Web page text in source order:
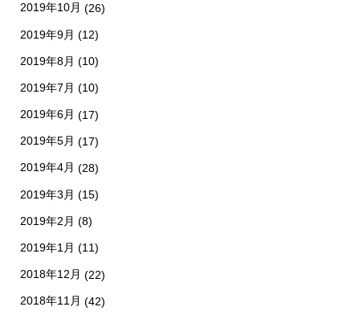
2019年10月 (26)
2019年9月 (12)
2019年8月 (10)
2019年7月 (10)
2019年6月 (17)
2019年5月 (17)
2019年4月 (28)
2019年3月 (15)
2019年2月 (8)
2019年1月 (11)
2018年12月 (22)
2018年11月 (42)